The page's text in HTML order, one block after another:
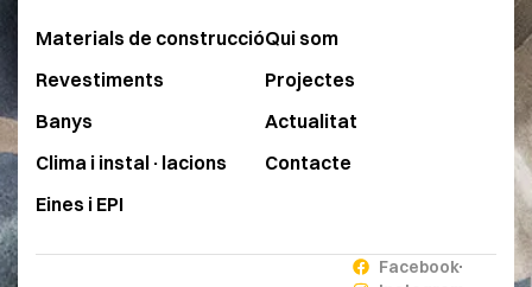
Materials de construcció
Revestiments
Banys
Clima i instal·lacions
Eines i EPI
Qui som
Projectes
Actualitat
Contacte
Facebook